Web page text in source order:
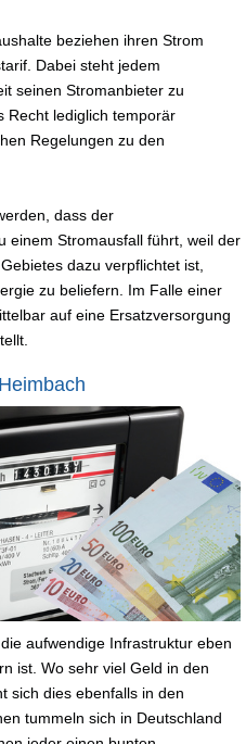
beziehen ihren Strom
Dabei steht jedem
seinen Stromanbieter zu
Recht lediglich temporär
Regelungen zu den
dass der
einem Stromausfall führt, weil der
dazu verpflichtet ist,
zu beliefern. Im Falle einer
auf eine Ersatzversorgung
aufwendige Infrastruktur eben
ist. Wo sehr viel Geld in den
sich dies ebenfalls in den
tummeln sich in Deutschland